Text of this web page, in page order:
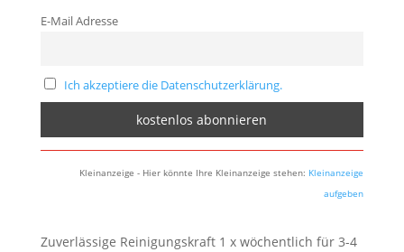
E-Mail Adresse
Ich akzeptiere die Datenschutzerklärung.
Kleinanzeige - Hier könnte Ihre Kleinanzeige stehen: Kleinanzeige
aufgeben
Zuverlässige Reinigungskraft 1 x wöchentlich für 3-4